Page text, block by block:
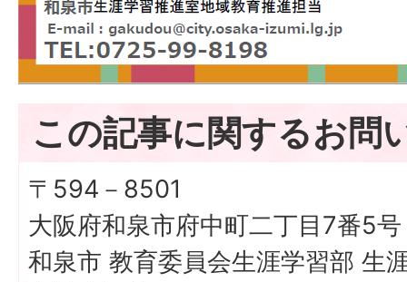
この記事に関するお問
〒594－8501
大阪府和泉市府中町二丁目7番5号
和泉市 教育委員会生涯学習部